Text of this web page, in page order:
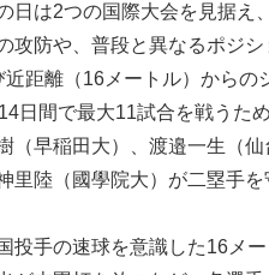
は2つの国際大会を見据え
攻防や、普段と異なるポジ
距離（16メートル）からの
日間で最大11試合を戦うた
（早稲田大）、渡邉一生（
里陸（國學院大）が二塁手
手の速球を意識した16メ